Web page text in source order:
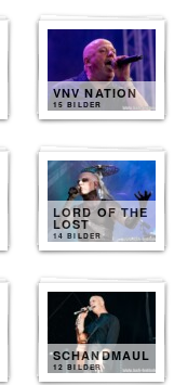
VNV NATION
15 BILDER
LORD OF THE
LOST
14 BILDER
SCHANDMAUL
12 BILDER